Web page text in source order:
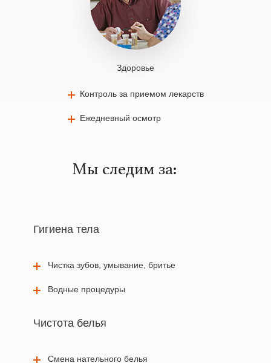
Здоровье
Контроль за приемом лекарств
Ежедневный осмотр
Мы следим за:
Гигиена тела
Чистка зубов, умывание, бритье
Водные процедуры
Чистота белья
Смена нательного белья